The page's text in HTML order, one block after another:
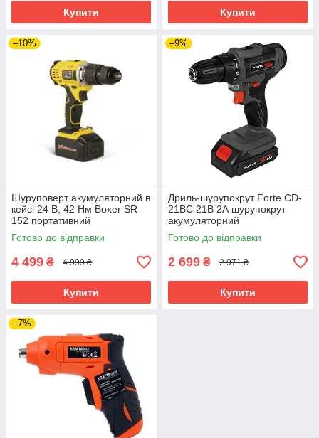
Купити Купити
–10%
Шуруповерт акумуляторний в
кейсі 24 В, 42 Нм Boxer SR-
152 портативний
акумуляторний шуруповерт
Готово до відправки
4 499 ₴ 4 999 ₴
Купити
–9%
Дриль-шурупокрут Fоrte CD-
21BC 21В 2А шурупокрут
акумуляторний
Готово до відправки
2 699 ₴ 2 971 ₴
Купити
–7%